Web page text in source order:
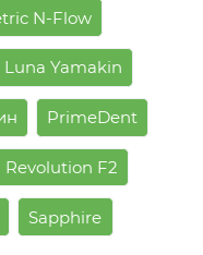
N-Flow
Luna Yamakin
PrimeDent
Revolution F2
Sapphire